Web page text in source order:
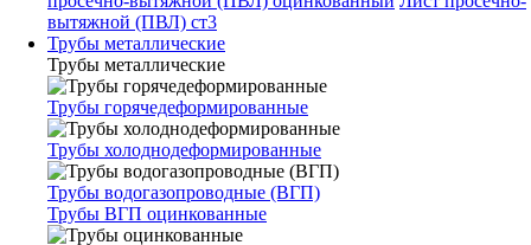
вытяжной (ПВЛ) ст3
Трубы металлические
Трубы металлические
Трубы горячедеформированные
Трубы холоднодеформированные
Трубы водогазопроводные (ВГП)
Трубы ВГП оцинкованные